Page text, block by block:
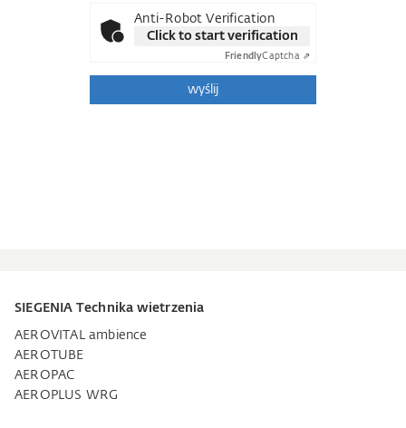
Anti-Robot Verification
Click to start verification
FriendlyCaptcha ⇗
SIEGENIA Technika wietrzenia
AEROVITAL ambience
AEROTUBE
AEROPAC
AEROPLUS WRG